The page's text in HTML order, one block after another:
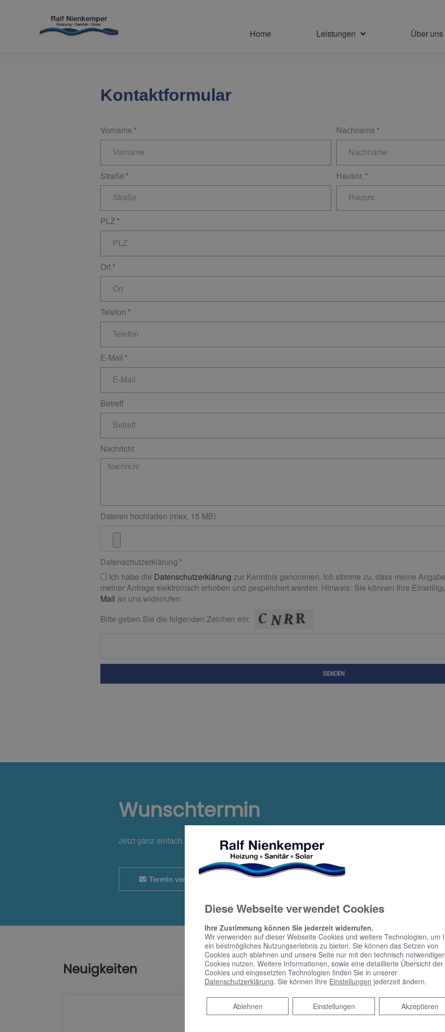
Home Leistungen Über uns
Kontaktformular
Vorname Nachname
Straße Hausnr.
PLZ
Ort
Telefon
E-Mail
Betreff
Nachricht
Dateien hochladen (max. 15 MB)
Datenschutzerklärung
Ich habe die Datenschutzerklärung zur Kenntnis genommen. Ich stimme zu, dass meine
meiner Anfrage elektronisch erhoben und gespeichert werden. Hinweis: Sie können Ihre
Mail an uns widerrufen.
Bitte geben Sie die folgenden Zeichen ein:
SENDEN
Wunschtermin
Jetzt ganz einfach und bequem Online Termine anfragen!
Termin vereinbaren
Neuigkeiten
Diese Webseite verwendet Cookies
Ihre Zustimmung können Sie jederzeit widerrufen.
Wir verwenden auf dieser Webseite Cookies und weitere Technologien, um
ein bestmögliches Nutzungserlebnis zu bieten. Sie können das Setzen von
Cookies auch ablehnen und unsere Seite nur mit den technisch notwendigen
Cookies nutzen. Weitere Informationen, sowie eine detaillierte Übersicht der
Cookies und eingesetzten Technologien finden Sie in unserer
Datenschutzerklärung. Sie können Ihre Einstellungen jederzeit ändern.
Akzeptieren
Einstellungen
Ablehnen
Ablehnen